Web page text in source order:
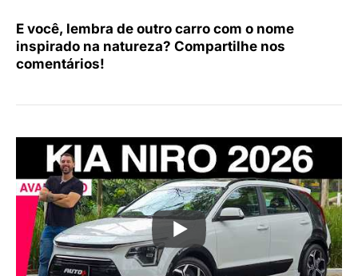
E você, lembra de outro carro com o nome
inspirado na natureza? Compartilhe nos
comentários!